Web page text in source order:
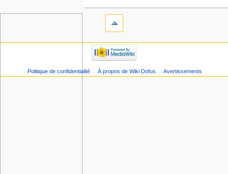
Politique de confidentialité À propos de Wiki Dofus Avertissements